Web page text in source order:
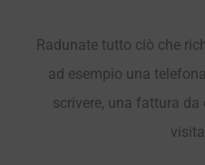
Radunate tutto ciò che
ad esempio una
scrivere, una fattura da